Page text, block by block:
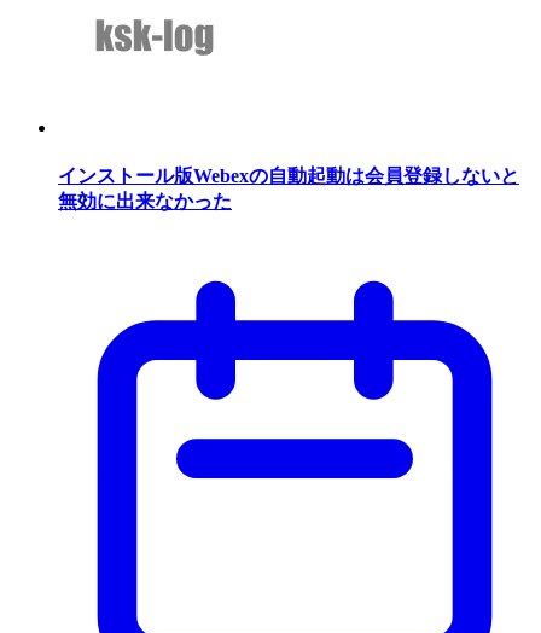
インストール版Webexの自動起動は会員登録しないと
無効に出来なかった